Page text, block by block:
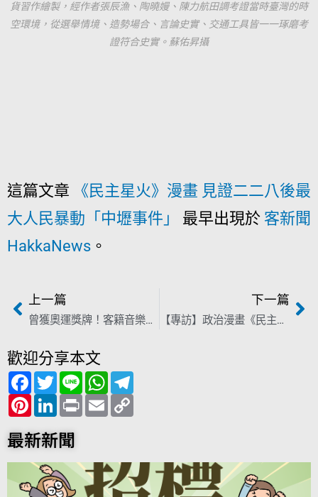
貨習作繪製，經作者張辰漁、陶曉嫚、陳力航田調考證當時臺灣的時
空環境，從選舉情境、造勢場合、言論史實、交通工具皆一一琢磨考
證符合史實。蘇佑昇攝
這篇文章
《民主星火》漫畫 見證二二八後最
大人民暴動「中壢事件」
最早出現於 客新聞
HakkaNews 。
上一篇
曾獲奧運獎牌！客籍音樂家江文也音樂會「罕見作品」明登場
下一篇
【專訪】政治漫畫《民主星火》明發表 製作人張辰漁：敢對抗壓迫的都是時代主角
歡迎分享本文
F
a
c
e
b
o
o
k
T
w
i
t
t
e
r
L
i
n
e
W
h
a
t
s
p m
P
i
n
t
e
r
e
s
t
L
i
n
k
e
d
I
n
P
r
i
E
m
a
i
n
k
最新新聞